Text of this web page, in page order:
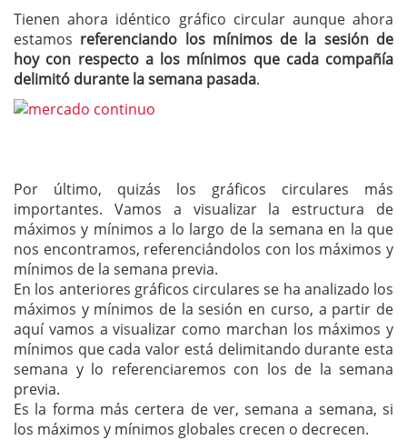
Tienen ahora idéntico gráfico circular aunque ahora
estamos referenciando los mínimos de la sesión de
hoy con respecto a los mínimos que cada compañía
delimitó durante la semana pasada.
Por último, quizás los gráficos circulares más
importantes. Vamos a visualizar la estructura de
máximos y mínimos a lo largo de la semana en la que
nos encontramos, referenciándolos con los máximos y
mínimos de la semana previa.
En los anteriores gráficos circulares se ha analizado los
máximos y mínimos de la sesión en curso, a partir de
aquí vamos a visualizar como marchan los máximos y
mínimos que cada valor está delimitando durante esta
semana y lo referenciaremos con los de la semana
previa.
Es la forma más certera de ver, semana a semana, si
los máximos y mínimos globales crecen o decrecen.